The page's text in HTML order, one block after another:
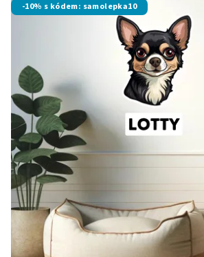
-10% s kódem: samolepka10